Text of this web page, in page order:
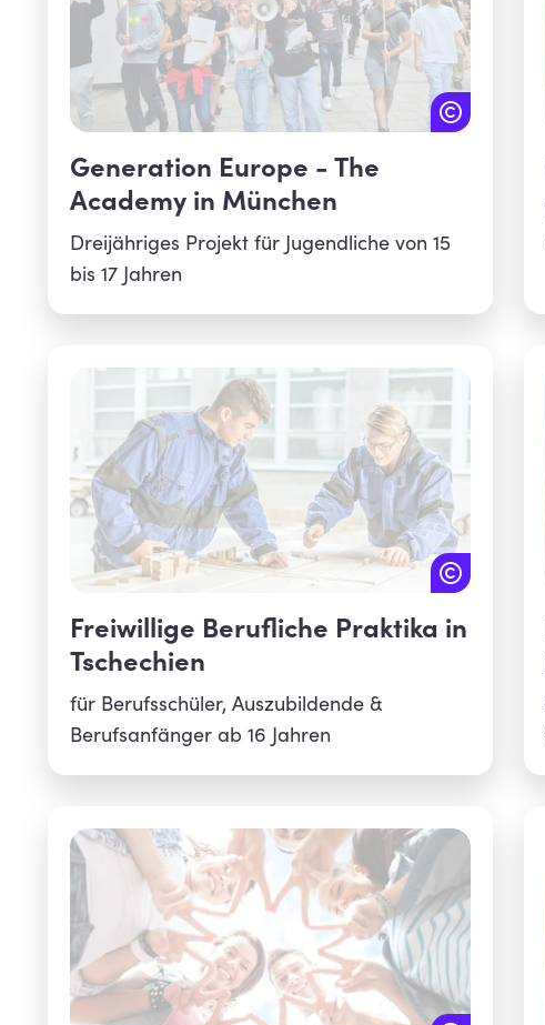
Generation Europe - The
Academy in München
Dreijähriges Projekt für Jugendliche von 15
bis 17 Jahren
Freiwillige Berufliche Praktika in
Tschechien
für Berufsschüler, Auszubildende &
Berufsanfänger ab 16 Jahren